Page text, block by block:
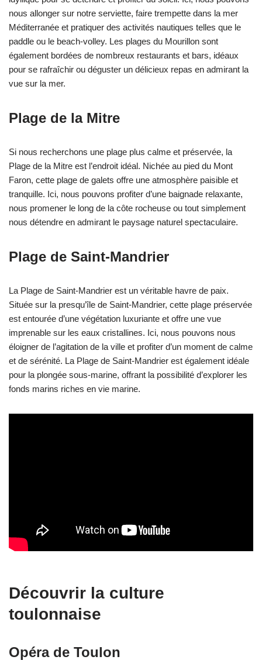
nous allonger sur notre serviette, faire trempette dans la mer
Méditerranée et pratiquer des activités nautiques telles que le
paddle ou le beach-volley. Les plages du Mourillon sont
également bordées de nombreux restaurants et bars, idéaux
pour se rafraîchir ou déguster un délicieux repas en admirant la
vue sur la mer.
Plage de la Mitre
Si nous recherchons une plage plus calme et préservée, la
Plage de la Mitre est l’endroit idéal. Nichée au pied du Mont
Faron, cette plage de galets offre une atmosphère paisible et
tranquille. Ici, nous pouvons profiter d’une baignade relaxante,
nous promener le long de la côte rocheuse ou tout simplement
nous détendre en admirant le paysage naturel spectaculaire.
Plage de Saint-Mandrier
La Plage de Saint-Mandrier est un véritable havre de paix.
Située sur la presqu’île de Saint-Mandrier, cette plage préservée
est entourée d’une végétation luxuriante et offre une vue
imprenable sur les eaux cristallines. Ici, nous pouvons nous
éloigner de l’agitation de la ville et profiter d’un moment de calme
et de sérénité. La Plage de Saint-Mandrier est également idéale
pour la plongée sous-marine, offrant la possibilité d’explorer les
fonds marins riches en vie marine.
Découvrir la culture
toulonnaise
Opéra de Toulon